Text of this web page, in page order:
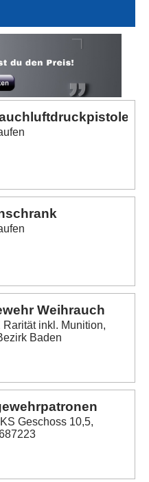
Weihrauch
Rarität inkl. Munition,
Baden
Geschoss 10,5,